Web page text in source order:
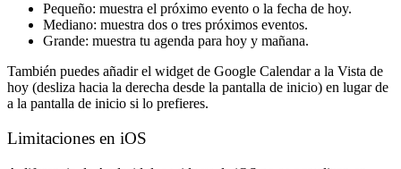
Pequeño: muestra el próximo evento o la fecha de hoy.
Mediano: muestra dos o tres próximos eventos.
Grande: muestra tu agenda para hoy y mañana.
También puedes añadir el widget de Google Calendar a la Vista de
hoy (desliza hacia la derecha desde la pantalla de inicio) en lugar de
a la pantalla de inicio si lo prefieres.
Limitaciones en iOS